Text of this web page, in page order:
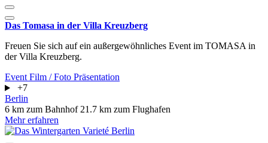
Das Tomasa in der Villa Kreuzberg
Freuen Sie sich auf ein außergewöhnliches Event im TOMASA in
der Villa Kreuzberg.
Event Film / Foto Präsentation
+7
Berlin
6 km zum Bahnhof 21.7 km zum Flughafen
Mehr erfahren